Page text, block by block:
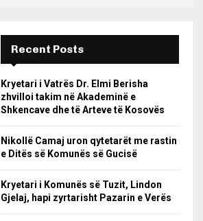
Recent Posts
Kryetari i Vatrës Dr. Elmi Berisha
zhvilloi takim në Akademinë e
Shkencave dhe të Arteve të Kosovës
Nikollë Camaj uron qytetarët me rastin
e Ditës së Komunës së Gucisë
Kryetari i Komunës së Tuzit, Lindon
Gjelaj, hapi zyrtarisht Pazarin e Verës